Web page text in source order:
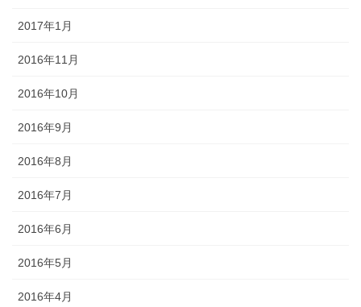
2017年1月
2016年11月
2016年10月
2016年9月
2016年8月
2016年7月
2016年6月
2016年5月
2016年4月